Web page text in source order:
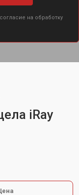
на обработку
iRay